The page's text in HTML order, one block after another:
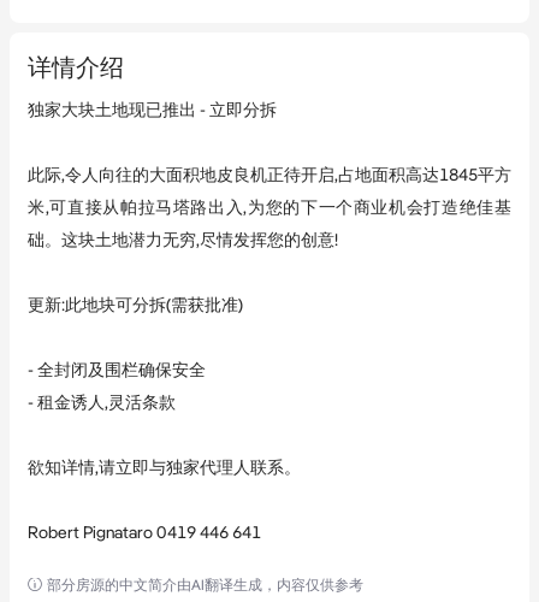
详情介绍
独家大块土地现已推出 - 立即分拆
此际,令人向往的大面积地皮良机正待开启,占地面积高达1845平方
米,可直接从帕拉马塔路出入,为您的下一个商业机会打造绝佳基
础。这块土地潜力无穷,尽情发挥您的创意!
更新:此地块可分拆(需获批准)
- 全封闭及围栏确保安全
- 租金诱人,灵活条款
欲知详情,请立即与独家代理人联系。
Robert Pignataro 0419 446 641
部分房源的中文简介由AI翻译生成，内容仅供参考